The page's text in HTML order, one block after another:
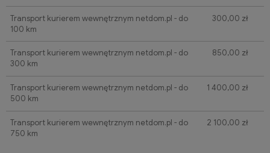
Transport kurierem wewnętrznym netdom.pl - do
100 km
300,00 zł
Transport kurierem wewnętrznym netdom.pl - do
300 km
850,00 zł
Transport kurierem wewnętrznym netdom.pl - do
500 km
1 400,00 zł
Transport kurierem wewnętrznym netdom.pl - do
750 km
2 100,00 zł